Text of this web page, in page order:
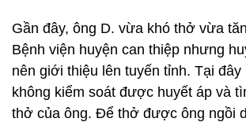
Gần đây, ông D. vừa khó thở vừa
Bệnh viện huyện can thiệp nhưng
nên giới thiệu lên tuyến tỉnh. Tại đây
không kiểm soát được huyết áp và
thở của ông. Để thở được ông ngồi